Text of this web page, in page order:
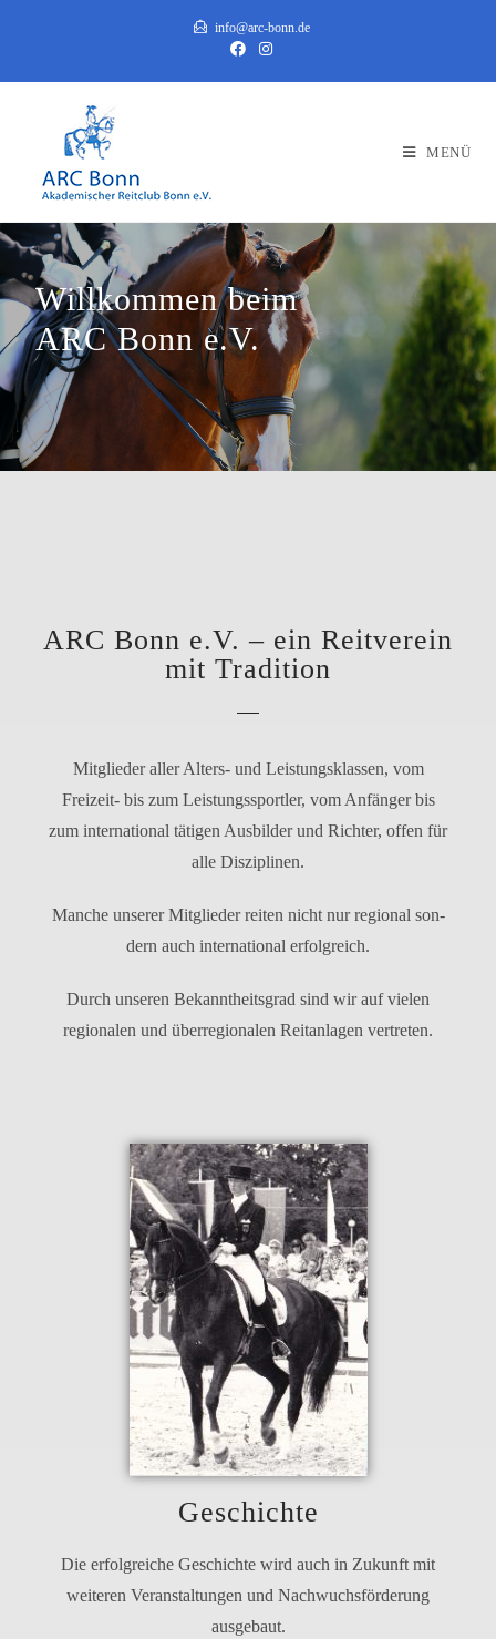
info@arc-bonn.de
MENÜ
Willkommen beim
ARC Bonn e.V.
ARC Bonn e.V. – ein Reitverein
mit Tradition
Mitglieder aller Alters- und Leistungsklassen, vom
Freizeit- bis zum Leistungssportler, vom Anfänger bis
zum inter­na­tio­nal täti­gen Ausbilder und Richter, offen für
alle Disziplinen.
Manche unse­rer Mitglieder rei­ten nicht nur regio­nal son­
dern auch inter­na­tio­nal erfolgreich.
Durch unse­ren Bekanntheitsgrad sind wir auf vie­len
regio­na­len und über­re­gio­na­len Reitanlagen vertreten.
Geschichte
Die erfolg­rei­che Geschichte wird auch in Zukunft mit
wei­te­ren Veranstaltungen und Nachwuchsförderung
ausgebaut.